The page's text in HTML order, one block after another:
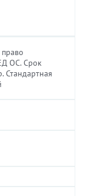
ОС. Cрок
Стандартная